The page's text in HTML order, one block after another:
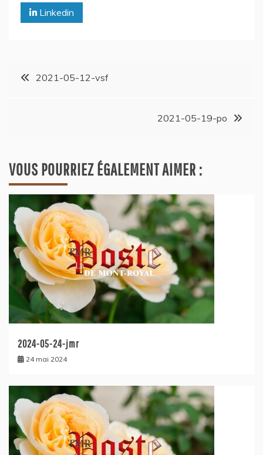
Linkedin
2021-05-12-vsf
2021-05-19-po
VOUS POURRIEZ ÉGALEMENT AIMER :
2024-05-24-jmr
24 mai 2024